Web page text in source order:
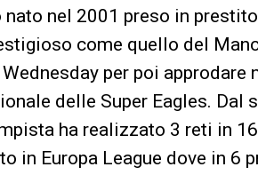
nato nel 2001 preso in
come quello del
per poi
delle Super Eagles.
ha realizzato 3 reti in
in Europa League dove in 6